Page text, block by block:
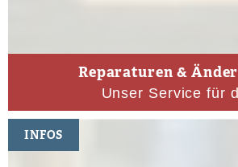
Reparaturen &
Unser Service für
INFOS